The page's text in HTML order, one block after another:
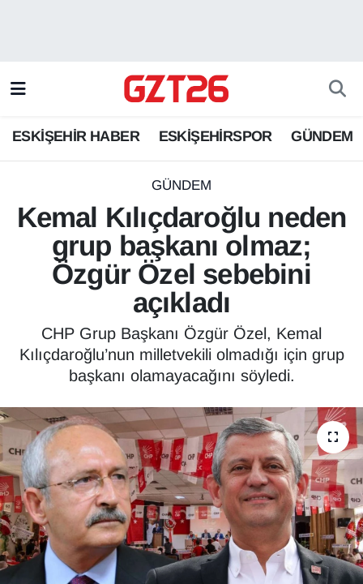
ESKİŞEHİR HABER ESKİŞEHİRSPOR GÜNDEM
GÜNDEM
Kemal Kılıçdaroğlu neden
grup başkanı olmaz;
Özgür Özel sebebini
açıkladı
CHP Grup Başkanı Özgür Özel, Kemal
Kılıçdaroğlu’nun milletvekili olmadığı için grup
başkanı olamayacağını söyledi.
ESKİŞEHİRSPOR
GÜNDEM
Odunpazarı Trafik Yoğunluk Haritası
Süper Lig Puan Durumu ve Fikstür
Son Dakika Haberleri
Haber Arşivi